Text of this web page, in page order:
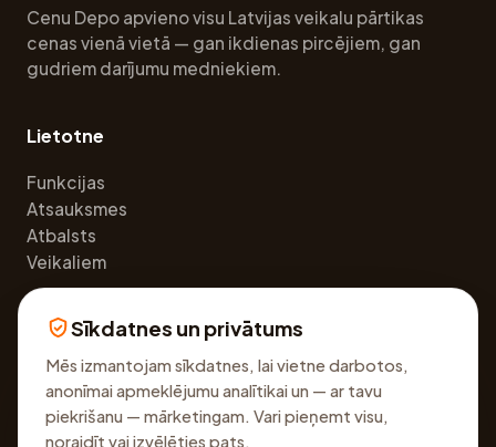
Cenu Depo apvieno visu Latvijas veikalu pārtikas
cenas vienā vietā — gan ikdienas pircējiem, gan
gudriem darījumu medniekiem.
Lietotne
Funkcijas
Atsauksmes
Atbalsts
Veikaliem
Juridiski
Privātuma politika
Lietošanas noteikumi
Sīkdatņu iestatījumi
Sīkdatnes un privātums
Mēs izmantojam sīkdatnes, lai vietne darbotos,
anonīmai apmeklējumu analītikai un — ar tavu
piekrišanu — mārketingam. Vari pieņemt visu,
noraidīt vai izvēlēties pats.